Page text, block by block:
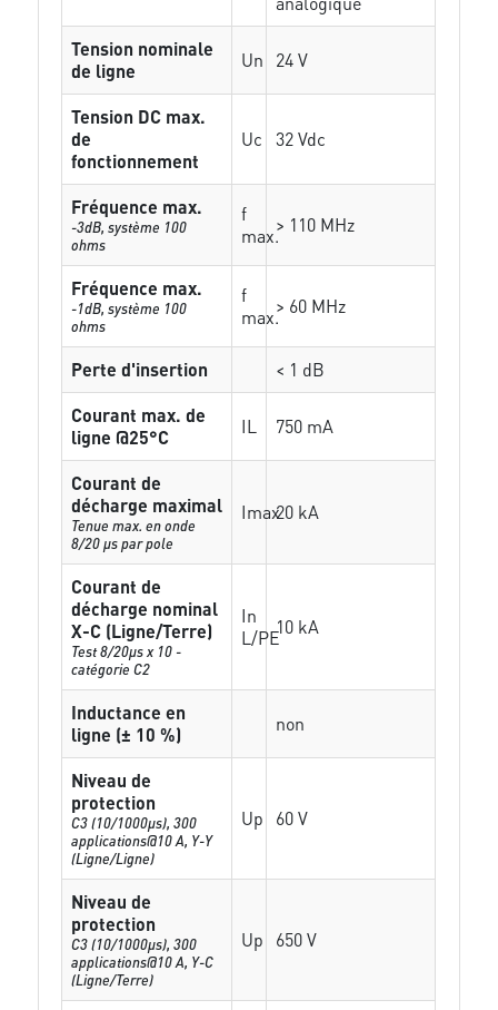
Tension nominale
de ligne
Un 24 V
Tension DC max.
de
fonctionnement
Uc 32 Vdc
Fréquence max.
-3dB, système 100
ohms
f
max.> 110 MHz
Fréquence max.
-1dB, système 100
ohms
f
max.> 60 MHz
Perte d'insertion
< 1 dB
Courant max. de
ligne @25°C
IL 750 mA
Courant de
décharge maximal
Tenue max. en onde
8/20 µs par pole
Imax20 kA
Courant de
décharge nominal
X-C (Ligne/Terre)
Test 8/20µs x 10 -
catégorie C2
In
L/PE10 kA
Inductance en
ligne (± 10 %)
non
Niveau de
protection
C3 (10/1000μs), 300
applications@10 A, Y-Y
(Ligne/Ligne)
Up 60 V
Niveau de
protection
C3 (10/1000μs), 300
applications@10 A, Y-C
(Ligne/Terre)
Up 650 V